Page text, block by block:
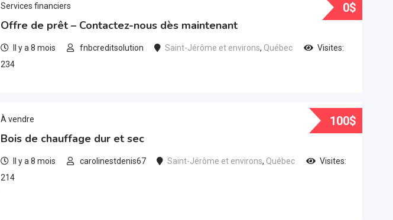
Services financiers
Offre de prêt – Contactez-nous dès maintenant
Il y a 8 mois fnbcreditsolution Saint-Jérôme et environs, Québec
Visites:
234
0$
À vendre
Bois de chauffage dur et sec
Il y a 8 mois carolinestdenis67 Saint-Jérôme et environs, Québec
Visites:
214
100$